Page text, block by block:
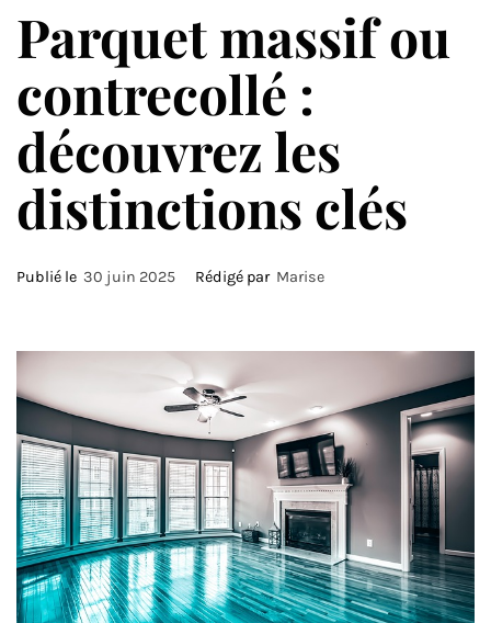
Parquet massif ou
contrecollé :
découvrez les
distinctions clés
Publié le 30 juin 2025 Rédigé par Marise